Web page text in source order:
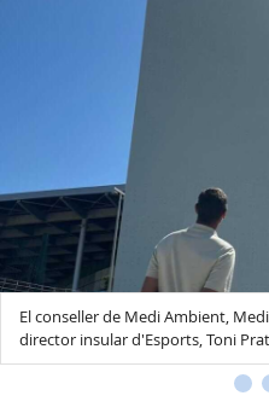
El conseller de Medi Ambient,
director insular d'Esports, Toni
rocòdrom del Poliesportiu de Sant